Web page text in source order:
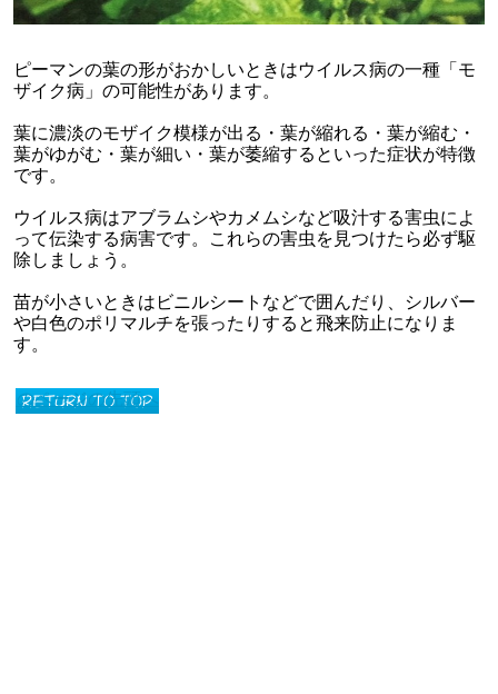
ピーマンの葉の形がおかしいときはウイルス病の一種「モ
ザイク病」の可能性があります。
葉に濃淡のモザイク模様が出る・葉が縮れる・葉が縮む・
葉がゆがむ・葉が細い・葉が萎縮するといった症状が特徴
です。
ウイルス病はアブラムシやカメムシなど吸汁する害虫によ
って伝染する病害です。これらの害虫を見つけたら必ず駆
除しましょう。
苗が小さいときはビニルシートなどで囲んだり、シルバー
や白色のポリマルチを張ったりすると飛来防止になりま
す。
のページの先頭へ